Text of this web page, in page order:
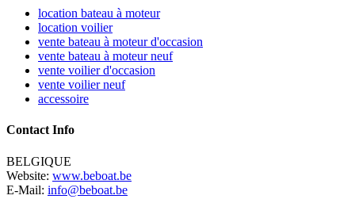
location bateau à moteur
location voilier
vente bateau à moteur d'occasion
vente bateau à moteur neuf
vente voilier d'occasion
vente voilier neuf
accessoire
Contact Info
BELGIQUE
Website: www.beboat.be
E-Mail: info@beboat.be